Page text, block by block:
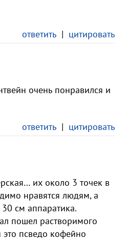
ответить| цитировать
очень понравился и
ответить| цитировать
их около 3 точек в
нравятся людям, а
см аппаратика.
пошел растворимого
псведо кофейно